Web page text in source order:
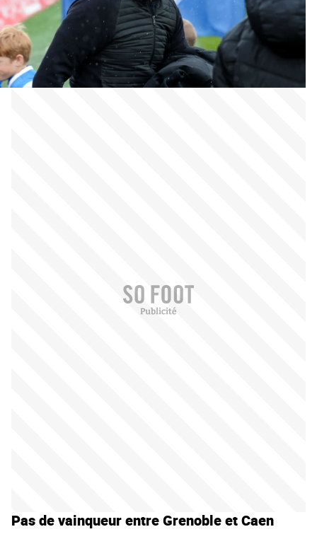
Pas de vainqueur entre Grenoble et Caen